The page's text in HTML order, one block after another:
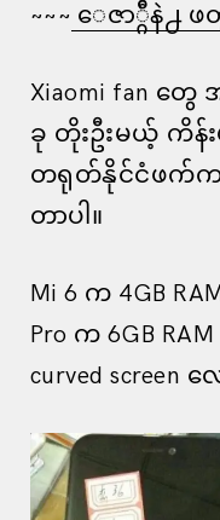
~~~ ေဇာ္ဂ်ီနဲ႕ ဖ
Xiaomi fan တွ
ခု တိုးဦးမယ့် ကိန်းပဲ
တရုတ်နိုင်ငံဖက်က
တာပါ။
Mi 6 က 4GB
Pro က 6GB
curved screen